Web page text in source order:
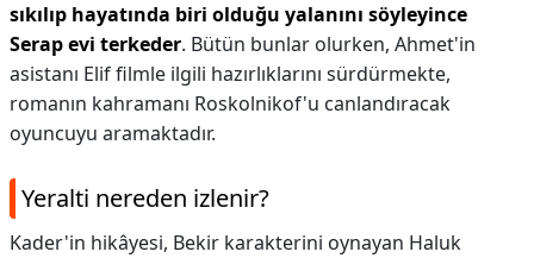
sıkılıp hayatında biri olduğu yalanını söyleyince
Serap evi terkeder. Bütün bunlar olurken, Ahmet'in
asistanı Elif filmle ilgili hazırlıklarını sürdürmekte,
romanın kahramanı Roskolnikof'u canlandıracak
oyuncuyu aramaktadır.
Yeralti nereden izlenir?
Kader'in hikâyesi, Bekir karakterini oynayan Haluk